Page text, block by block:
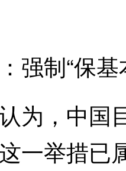
制“保基
，中国
一举措已